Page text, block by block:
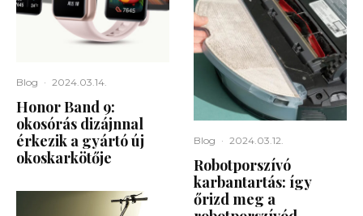
Blog · 2024.03.14.
Honor Band 9:
okosórás dizájnnal
érkezik a gyártó új
okoskarkötője
Blog · 2024.03.12.
Robotporszívó
karbantartás: így
őrizd meg a